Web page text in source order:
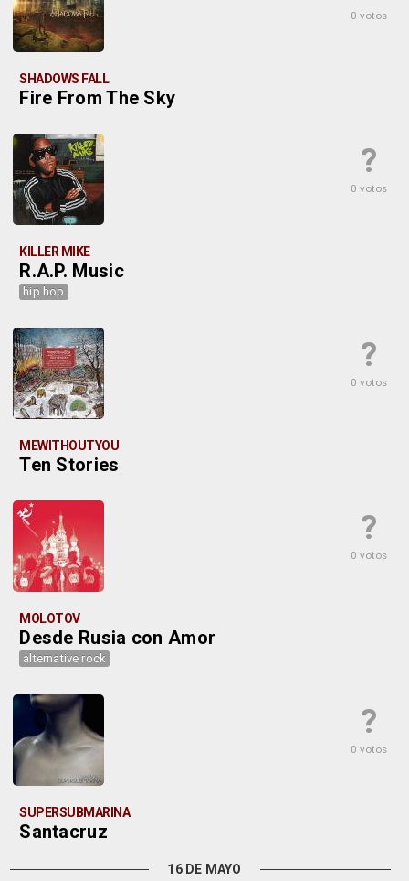
0 votos
SHADOWS FALL
Fire From The Sky
?
0 votos
KILLER MIKE
R.A.P. Music
hip hop
?
0 votos
MEWITHOUTYOU
Ten Stories
?
0 votos
MOLOTOV
Desde Rusia con Amor
alternative rock
?
0 votos
SUPERSUBMARINA
Santacruz
16 DE MAYO